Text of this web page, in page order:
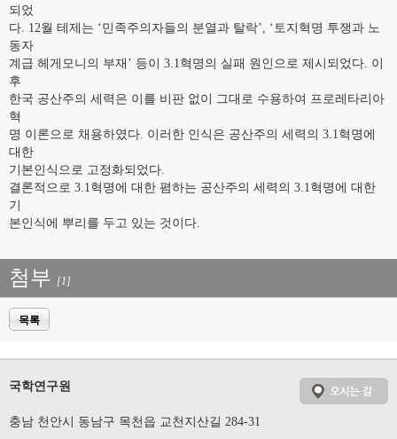
되었
다. 12월 테제는 ‘민족주의자들의 분열과 탈락’, ‘토지혁명 투쟁과 노
동자
계급 헤게모니의 부재’ 등이 3.1혁명의 실패 원인으로 제시되었다. 이
후
한국 공산주의 세력은 이를 비판 없이 그대로 수용하여 프로레타리아
혁
명 이론으로 채용하였다. 이러한 인식은 공산주의 세력의 3.1혁명에
대한
기본인식으로 고정화되었다.
결론적으로 3.1혁명에 대한 폄하는 공산주의 세력의 3.1혁명에 대한
기
본인식에 뿌리를 두고 있는 것이다.
첨부 [1]
목록
국학연구원
충남 천안시 동남구 목천읍 교천지산길 284-31